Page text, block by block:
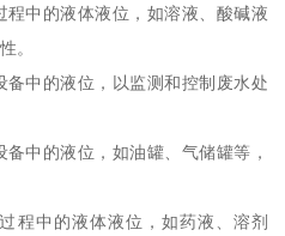
中的液体液位，如溶液、酸碱液
。
中的液位，以监测和控制废水处
中的液位，如油罐、气储罐等，
程中的液体液位，如药液、溶剂